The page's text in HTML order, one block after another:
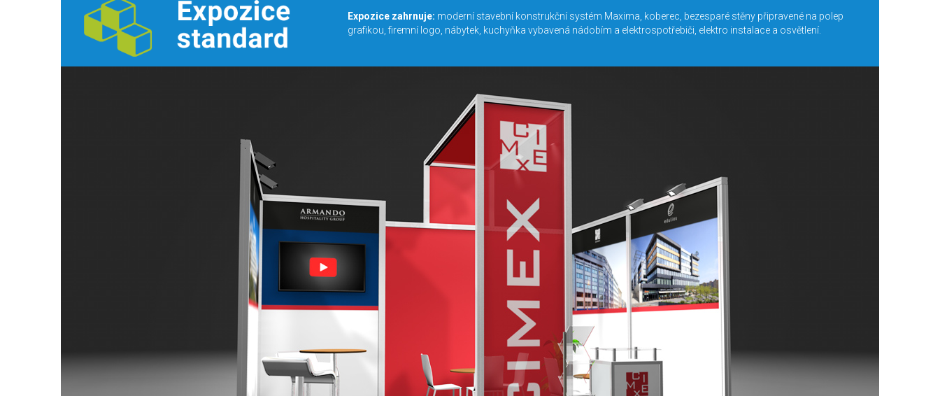
Expozice zahrnuje: moderní stavební konstrukční systém Maxima, koberec, bezesparé stěny připravené na polep
grafikou, firemní logo, nábytek, kuchyňka vybavená nádobím a elektrospotřebiči, elektro instalace a osvětlení.